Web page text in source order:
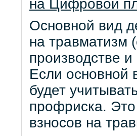
на Цифровой
Основной вид
на травматизм
производстве
Если основной
будет
профриска.
взносов на